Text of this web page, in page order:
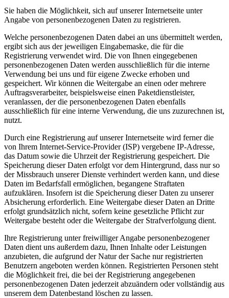
Sie haben die Möglichkeit, sich auf unserer Internetseite unter
Angabe von personenbezogenen Daten zu registrieren.
Welche personenbezogenen Daten dabei an uns übermittelt werden,
ergibt sich aus der jeweiligen Eingabemaske, die für die
Registrierung verwendet wird. Die von Ihnen eingegebenen
personenbezogenen Daten werden ausschließlich für die interne
Verwendung bei uns und für eigene Zwecke erhoben und
gespeichert. Wir können die Weitergabe an einen oder mehrere
Auftragsverarbeiter, beispielsweise einen Paketdienstleister,
veranlassen, der die personenbezogenen Daten ebenfalls
ausschließlich für eine interne Verwendung, die uns zuzurechnen ist,
nutzt.
Durch eine Registrierung auf unserer Internetseite wird ferner die
von Ihrem Internet-Service-Provider (ISP) vergebene IP-Adresse,
das Datum sowie die Uhrzeit der Registrierung gespeichert. Die
Speicherung dieser Daten erfolgt vor dem Hintergrund, dass nur so
der Missbrauch unserer Dienste verhindert werden kann, und diese
Daten im Bedarfsfall ermöglichen, begangene Straftaten
aufzuklären. Insofern ist die Speicherung dieser Daten zu unserer
Absicherung erforderlich. Eine Weitergabe dieser Daten an Dritte
erfolgt grundsätzlich nicht, sofern keine gesetzliche Pflicht zur
Weitergabe besteht oder die Weitergabe der Strafverfolgung dient.
Ihre Registrierung unter freiwilliger Angabe personenbezogener
Daten dient uns außerdem dazu, Ihnen Inhalte oder Leistungen
anzubieten, die aufgrund der Natur der Sache nur registrierten
Benutzern angeboten werden können. Registrierten Personen steht
die Möglichkeit frei, die bei der Registrierung angegebenen
personenbezogenen Daten jederzeit abzuändern oder vollständig aus
unserem dem Datenbestand löschen zu lassen.